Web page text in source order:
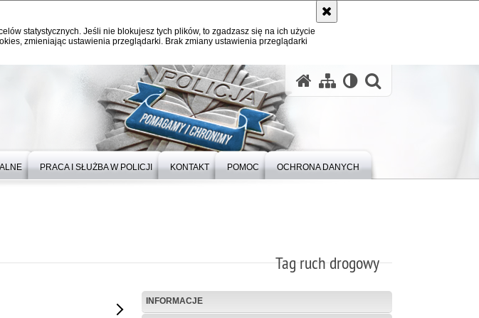
statystycznych. Jeśli nie blokujesz tych plików, to zgadzasz się na ich użycie
zmieniając ustawienia przeglądarki. Brak zmiany ustawienia przeglądarki
PRACA I SŁUŻBA W POLICJI KONTAKT POMOC OCHRONA DANYCH
Tag ruch drogowy
INFORMACJE